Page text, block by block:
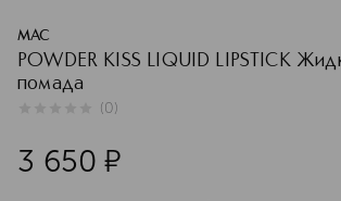
MAC
POWDER KISS LIQUID LIPSTICK
помада
(0)
3 650 ¤